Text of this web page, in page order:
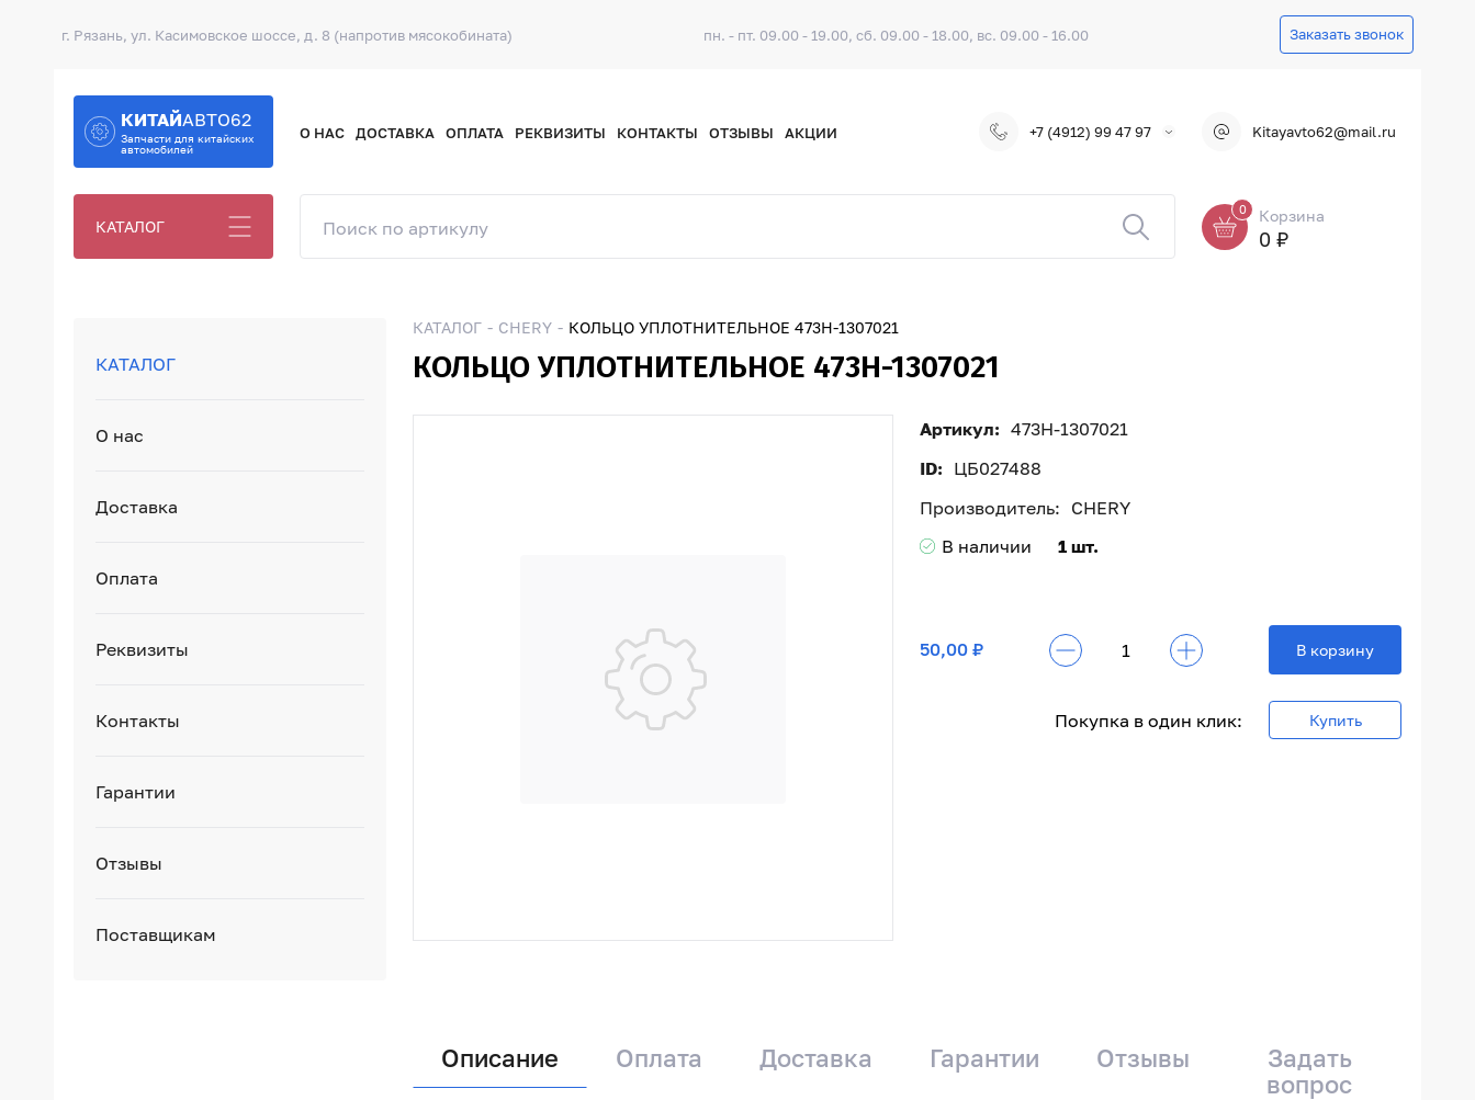
г. Рязань, ул. Касимовское шоссе, д. 8 (напротив мясокобината) пн. - пт. 09.00 - 19.00, сб. 09.00 - 18.00, вс. 09.00 - 16.00 Заказать звонок
КИТАЙАВТО62
Запчасти для китайских
автомобилей
О НАС ДОСТАВКА ОПЛАТА РЕКВИЗИТЫ КОНТАКТЫ ОТЗЫВЫ АКЦИИ +7 (4912) 99 47 97 Kitayavto62@mail.ru
КАТАЛОГ
0 Корзина
0 ₽
КАТАЛОГ
О нас
Доставка
Оплата
Реквизиты
Контакты
Гарантии
Отзывы
Поставщикам
КАТАЛОГ CHERY КОЛЬЦО УПЛОТНИТЕЛЬНОЕ 473H-1307021
КОЛЬЦО УПЛОТНИТЕЛЬНОЕ 473H-1307021
Артикул: 473H-1307021
ID: ЦБ027488
Производитель: CHERY
В наличии
1 шт.
50,00 ₽ В корзину
Покупка в один клик: Купить
Описание Оплата Доставка Гарантии Отзывы
Задать
вопрос